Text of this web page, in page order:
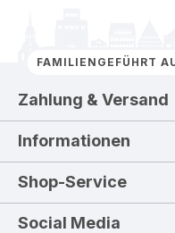
FAMILIENGEFÜHRT
Zahlung & Versand
Informationen
Shop-Service
Social Media